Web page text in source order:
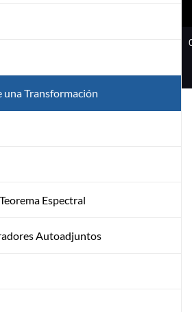
una Transformación
Espectral
Autoadjuntos